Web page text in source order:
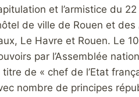
et l’armistice du 22
de ville de Rouen et des
Le Havre et Rouen. Le
par l’Assemblée
titre de « chef de l’Etat
nombre de principes